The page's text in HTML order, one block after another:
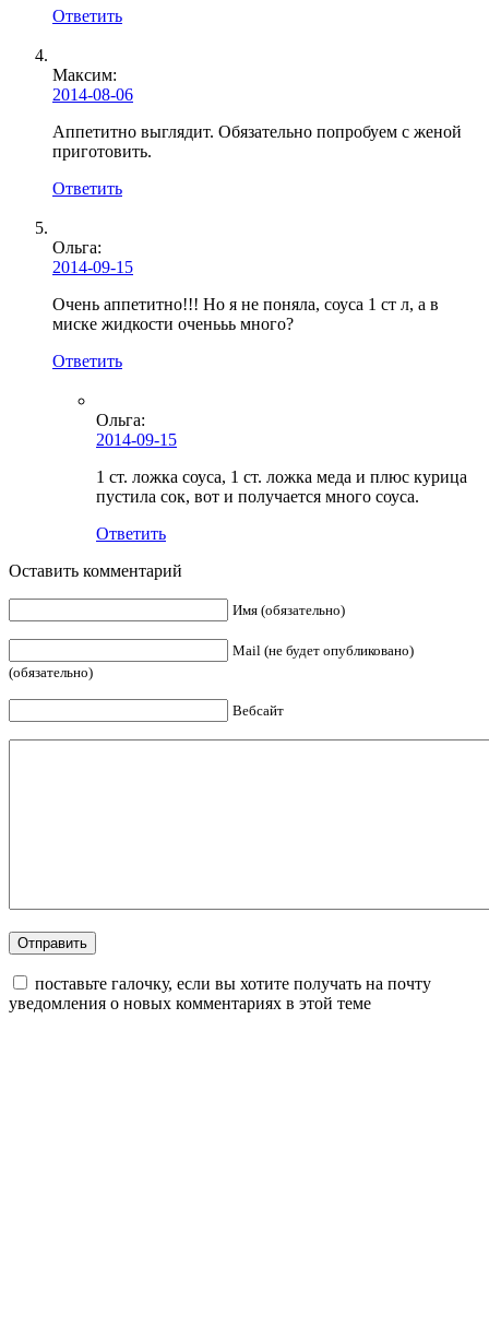
Ответить
Максим:
2014-08-06
Аппетитно выглядит. Обязательно попробуем с женой
приготовить.
Ответить
Ольга:
2014-09-15
Очень аппетитно!!! Но я не поняла, соуса 1 ст л, а в
миске жидкости оченььь много?
Ответить
Ольга:
2014-09-15
1 ст. ложка соуса, 1 ст. ложка меда и плюс курица
пустила сок, вот и получается много соуса.
Ответить
Оставить комментарий
Имя (обязательно)
Mail (не будет опубликовано)
(обязательно)
Вебсайт
поставьте галочку, если вы хотите получать на почту
уведомления о новых комментариях в этой теме